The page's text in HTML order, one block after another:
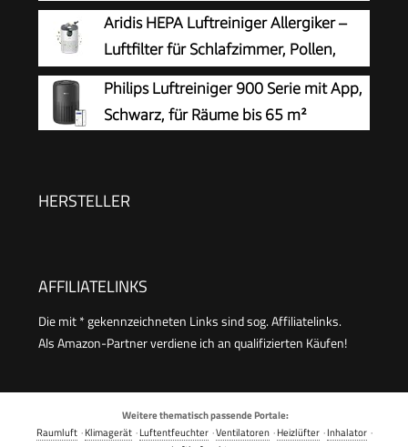
Weiß
Aridis HEPA Luftreiniger Allergiker –
Luftfilter für Schlafzimmer, Pollen,
Allergien, Gerüche & Tierhaare, Air
Purifier mit Aromatherapie, 7,2W, 3
Geschwindigkeiten, Geräuscharm
Philips Luftreiniger 900 Serie mit App,
Schwarz, für Räume bis 65 m²
HERSTELLER
AFFILIATELINKS
Die mit * gekennzeichneten Links sind sog. Affiliatelinks.
Als Amazon-Partner verdiene ich an qualifizierten Käufen!
Weitere thematisch passende Portale:
Raumluft·Klimagerät·Luftentfeuchter·Ventilatoren·Heizlüfter·Inhalator·